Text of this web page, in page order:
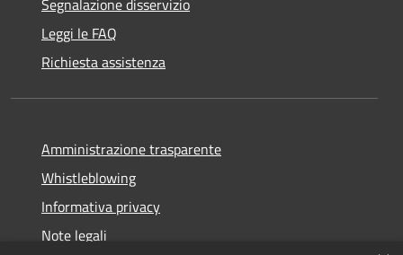
Segnalazione disservizio
Leggi le FAQ
Richiesta assistenza
Amministrazione trasparente
Whistleblowing
Informativa privacy
Note legali